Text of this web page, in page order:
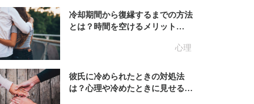
心理
冷却期間から復縁するまでの方法
とは？時間を空けるメリット…
彼氏に冷められたときの対処法
は？心理や冷めたときに見せる…